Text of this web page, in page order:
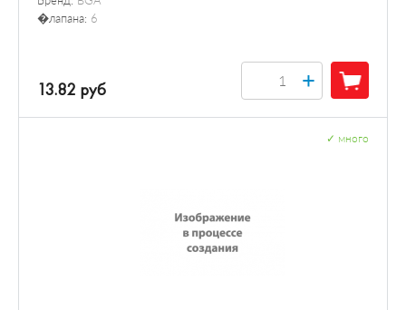
�лапана: 6
13.82 руб +
много